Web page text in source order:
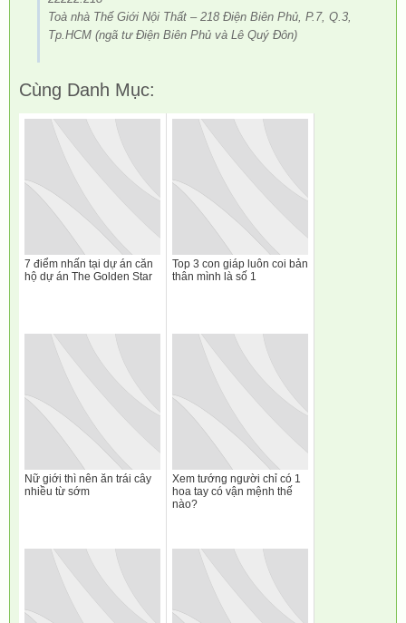
Toà nhà Thế Giới Nội Thất – 218 Điện Biên Phủ, P.7, Q.3,
Tp.HCM (ngã tư Điện Biên Phủ và Lê Quý Đôn)
Cùng Danh Mục:
7 điểm nhấn tại dự án căn
hộ dự án The Golden Star
Top 3 con giáp luôn coi bản
thân mình là số 1
Nữ giới thì nên ăn trái cây
nhiều từ sớm
Xem tướng người chỉ có 1
hoa tay có vận mệnh thế
nào?